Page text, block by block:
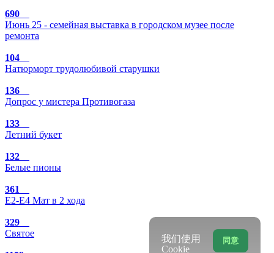
690
Июнь 25 - семейная выставка в городском музее после
ремонта
104
Натюрморт трудолюбивой старушки
136
Допрос у мистера Противогаза
133
Летний букет
132
Белые пионы
361
Е2-Е4 Мат в 2 хода
329
Святое
同意
我们使用
Cookie